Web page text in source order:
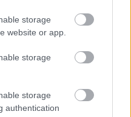
storage
website or app.
storage
storage
authentication
vetni. Még akkor is, ha
a számítógép elé.
játszani. "A játék
a bátraknak adatik
és még nem, akik már
már elég bölcsek és
felfüggeszteni az élet